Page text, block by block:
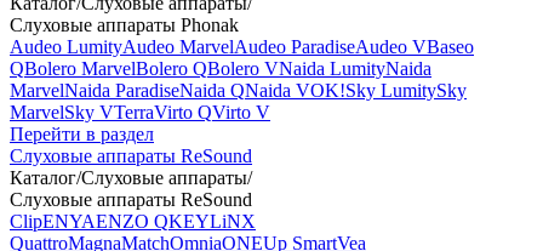
Слуховые аппараты Phonak
Audeo LumityAudeo MarvelAudeo ParadiseAudeo VBaseo
QBolero MarvelBolero QBolero VNaida LumityNaida
MarvelNaida ParadiseNaida QNaida VOK!Sky LumitySky
MarvelSky VTerraVirto QVirto V
Перейти в раздел
Слуховые аппараты ReSound
Каталог/Слуховые аппараты/
Слуховые аппараты ReSound
ClipENYAENZO QKEYLiNX
QuattroMagnaMatchOmniaONEUp SmartVea